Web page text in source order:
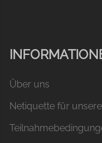
Über uns
Netiquette für